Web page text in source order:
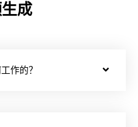
成
作的？